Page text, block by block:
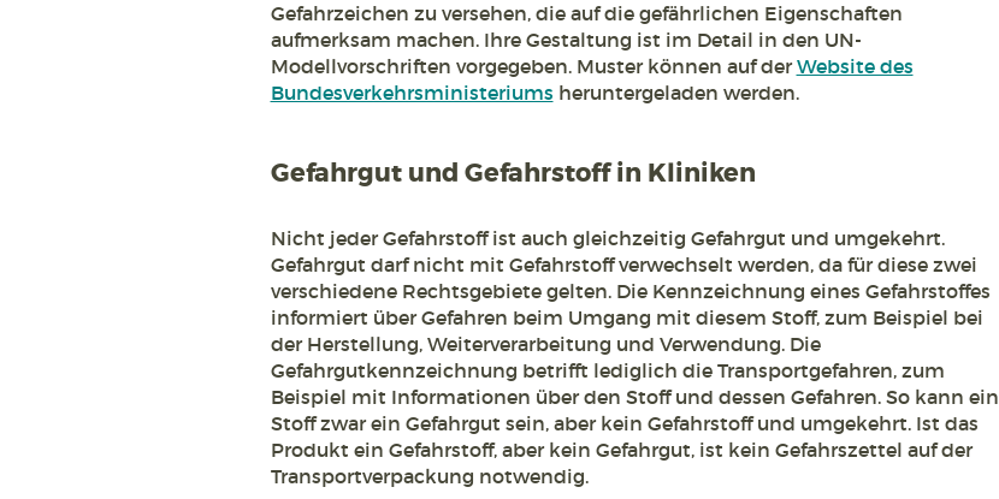
Gefahrzeichen zu versehen, die auf die gefährlichen Eigenschaften
aufmerksam machen. Ihre Gestaltung ist im Detail in den UN-
Modellvorschriften vorgegeben. Muster können auf derWebsite des
Bundesverkehrsministeriums heruntergeladen werden.
Gefahrgut und Gefahrstoff in Kliniken
Nicht jeder Gefahrstoff ist auch gleichzeitig Gefahrgut und umgekehrt.
Gefahrgut darf nicht mit Gefahrstoff verwechselt werden, da für diese zwei
verschiedene Rechtsgebiete gelten. Die Kennzeichnung eines Gefahrstoffes
informiert über Gefahren beim Umgang mit diesem Stoff, zum Beispiel bei
der Herstellung, Weiterverarbeitung und Verwendung. Die
Gefahrgutkennzeichnung betrifft lediglich die Transportgefahren, zum
Beispiel mit Informationen über den Stoff und dessen Gefahren. So kann ein
Stoff zwar ein Gefahrgut sein, aber kein Gefahrstoff und umgekehrt. Ist das
Produkt ein Gefahrstoff, aber kein Gefahrgut, ist kein Gefahrszettel auf der
Transportverpackung notwendig.